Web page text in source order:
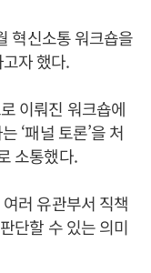
혁신소통 워크숍을
자 했다.
이뤄진 워크숍에
‘패널 토론’을 처
소통했다.
러 유관부서 직책
단할 수 있는 의미